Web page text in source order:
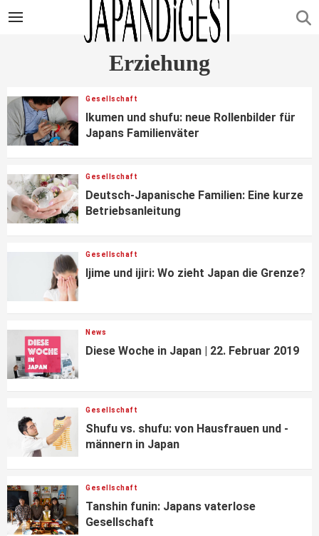
Erziehung
Gesellschaft
Ikumen und shufu: neue Rollenbilder für
Japans Familienväter
Gesellschaft
Deutsch-Japanische Familien: Eine kurze
Betriebsanleitung
Gesellschaft
Ijime und ijiri: Wo zieht Japan die Grenze?
News
Diese Woche in Japan | 22. Februar 2019
Gesellschaft
Shufu vs. shufu: von Hausfrauen und -
männern in Japan
Gesellschaft
Tanshin funin: Japans vaterlose
Gesellschaft